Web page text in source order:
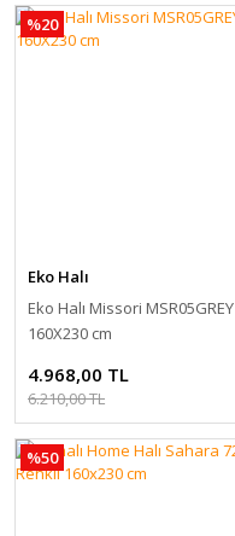
%20
Eko Halı
Eko Halı Missori MSR05GREY
160X230 cm
4.968,00 TL
6.210,00 TL
%50